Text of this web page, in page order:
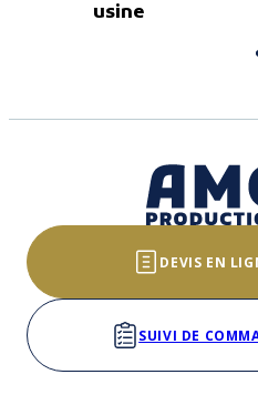
usine
DEVIS EN
SUIVI DE